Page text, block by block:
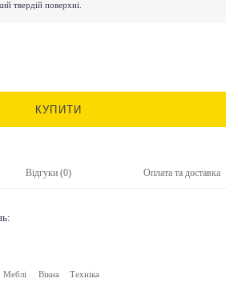
твердій поверхні.
КУПИТИ
Відгуки (0) Оплата та доставка
Меблі Вікна Техніка